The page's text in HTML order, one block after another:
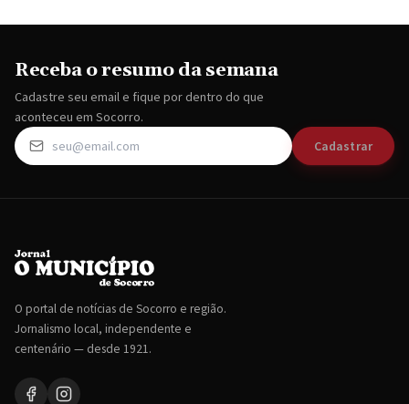
Receba o resumo da semana
Cadastre seu email e fique por dentro do que
aconteceu em Socorro.
Cadastrar
O portal de notícias de Socorro e região.
Jornalismo local, independente e
centenário — desde 1921.